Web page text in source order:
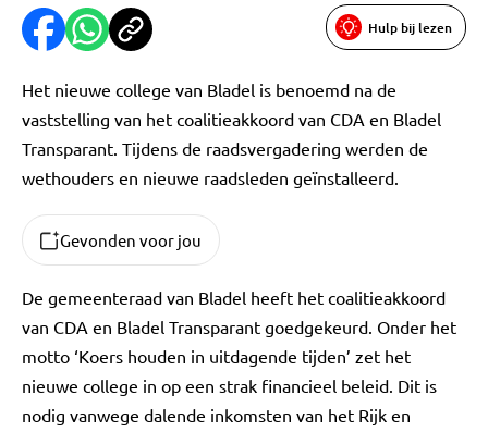
Hulp bij lezen
Het nieuwe college van Bladel is benoemd na de
vaststelling van het coalitieakkoord van CDA en Bladel
Transparant. Tijdens de raadsvergadering werden de
wethouders en nieuwe raadsleden geïnstalleerd.
Gevonden voor jou
De gemeenteraad van Bladel heeft het coalitieakkoord
van CDA en Bladel Transparant goedgekeurd. Onder het
motto ‘Koers houden in uitdagende tijden’ zet het
nieuwe college in op een strak financieel beleid. Dit is
nodig vanwege dalende inkomsten van het Rijk en